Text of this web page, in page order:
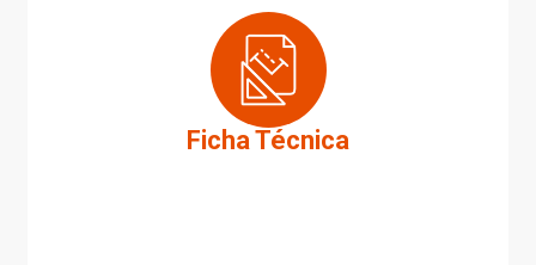
Ficha Técnica